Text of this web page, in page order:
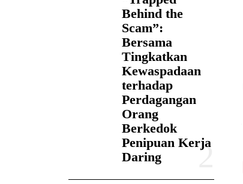
Behind the
Scam”:
Bersama
Tingkatkan
Kewaspadaan
terhadap
Perdagangan
Orang
Berkedok
Penipuan Kerja
Daring